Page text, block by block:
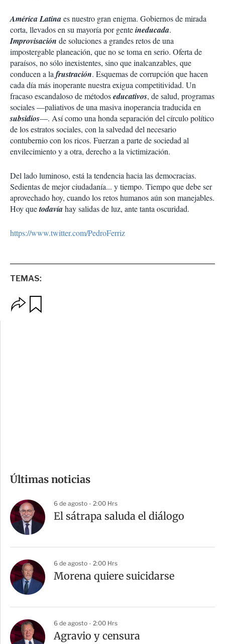
América Latinaes nuestro gran enigma. Gobiernos de mirada
corta, llevados en su mayoría por genteineducada.
Improvisación de soluciones a grandes retos de una
impostergable planeación, que no se toma en serio. Oferta de
paraísos, no sólo inexistentes, sino que inalcanzables, que
conducen a la frustración. Esquemas de corrupción que hacen
cada día más inoperante nuestra exigua competitividad. Un
fracaso escandaloso de métodoseducativos, de salud, programas
sociales —paliativos de una masiva inoperancia traducida en
subsidios—. Así como una honda separación del círculo político
de los estratos sociales, con la salvedad del necesario
contubernio con los ricos. Fuerzan a parte de sociedad al
envilecimiento y a otra, derecho a la victimización.
Del lado luminoso, está la tendencia hacia las democracias.
Sedientas de mejor ciudadanía... y tiempo. Tiempo que debe ser
aprovechado hoy, cuando los retos humanos aún son manejables.
Hoy quetodavíahay salidas de luz, ante tanta oscuridad.
https://www.twitter.com/PedroFerriz
TEMAS:
p
p
a
r
t
Últimas noticias
6 de agosto - 2:00 Hrs
El sátrapa saluda el diálogo
6 de agosto - 2:00 Hrs
Morena quiere suicidarse
6 de agosto - 2:00 Hrs
Agravio y censura